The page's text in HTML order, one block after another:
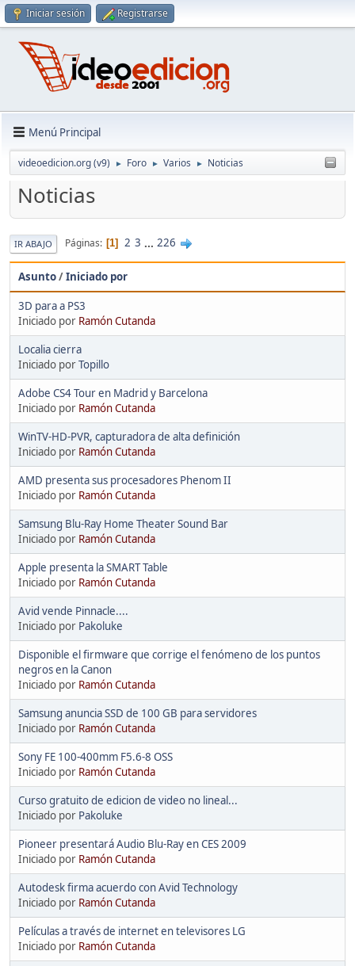
Iniciar sesión Registrarse
Menú Principal
videoedicion.org (v9) ► Foro ► Varios ► Noticias
Noticias
IR ABAJO Páginas 1 2 3 ... 226
Asunto/Iniciado por
3D para a PS3
Iniciado por Ramón Cutanda
Localia cierra
Iniciado porTopillo
Adobe CS4 Tour en Madrid y Barcelona
Iniciado por Ramón Cutanda
WinTV-HD-PVR, capturadora de alta definición
Iniciado por Ramón Cutanda
AMD presenta sus procesadores Phenom II
Iniciado por Ramón Cutanda
Samsung Blu-Ray Home Theater Sound Bar
Iniciado por Ramón Cutanda
Apple presenta la SMART Table
Iniciado por Ramón Cutanda
Avid vende Pinnacle....
Iniciado por Pakoluke
Disponible el firmware que corrige el fenómeno de los puntos
negros en la Canon
Iniciado por Ramón Cutanda
Samsung anuncia SSD de 100 GB para servidores
Iniciado por Ramón Cutanda
Sony FE 100-400mm F5.6-8 OSS
Iniciado por Ramón Cutanda
Curso gratuito de edicion de video no lineal...
Iniciado por Pakoluke
Pioneer presentará Audio Blu-Ray en CES 2009
Iniciado por Ramón Cutanda
Autodesk firma acuerdo con Avid Technology
Iniciado por Ramón Cutanda
Películas a través de internet en televisores LG
Iniciado por Ramón Cutanda